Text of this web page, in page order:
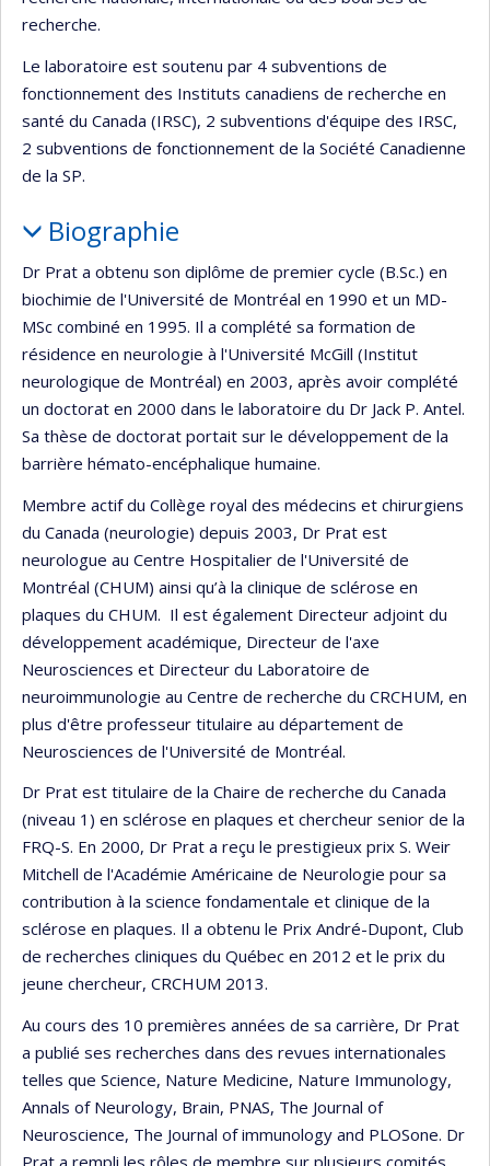
recherche.
Le laboratoire est soutenu par 4 subventions de
fonctionnement des Instituts canadiens de recherche en
santé du Canada (IRSC), 2 subventions d'équipe des IRSC,
2 subventions de fonctionnement de la Société Canadienne
de la SP.
Biographie
Dr Prat a obtenu son diplôme de premier cycle (B.Sc.) en
biochimie de l'Université de Montréal en 1990 et un MD-
MSc combiné en 1995. Il a complété sa formation de
résidence en neurologie à l'Université McGill (Institut
neurologique de Montréal) en 2003, après avoir complété
un doctorat en 2000 dans le laboratoire du Dr Jack P. Antel.
Sa thèse de doctorat portait sur le développement de la
barrière hémato-encéphalique humaine.
Membre actif du Collège royal des médecins et chirurgiens
du Canada (neurologie) depuis 2003, Dr Prat est
neurologue au Centre Hospitalier de l'Université de
Montréal (CHUM) ainsi qu’à la clinique de sclérose en
plaques du CHUM. Il est également Directeur adjoint du
développement académique, Directeur de l'axe
Neurosciences et Directeur du Laboratoire de
neuroimmunologie au Centre de recherche du CRCHUM, en
plus d'être professeur titulaire au département de
Neurosciences de l'Université de Montréal.
Dr Prat est titulaire de la Chaire de recherche du Canada
(niveau 1) en sclérose en plaques et chercheur senior de la
FRQ-S. En 2000, Dr Prat a reçu le prestigieux prix S. Weir
Mitchell de l'Académie Américaine de Neurologie pour sa
contribution à la science fondamentale et clinique de la
sclérose en plaques. Il a obtenu le Prix André-Dupont, Club
de recherches cliniques du Québec en 2012 et le prix du
jeune chercheur, CRCHUM 2013.
Au cours des 10 premières années de sa carrière, Dr Prat
a publié ses recherches dans des revues internationales
telles que Science, Nature Medicine, Nature Immunology,
Annals of Neurology, Brain, PNAS, The Journal of
Neuroscience, The Journal of immunology and PLOSone. Dr
Prat a rempli les rôles de membre sur plusieurs comités